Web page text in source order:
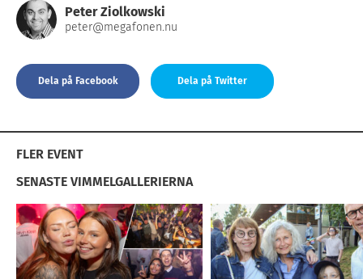
Peter Ziolkowski
peter@megafonen.nu
Dela på Facebook Dela på Twitter
FLER EVENT
SENASTE VIMMELGALLERIERNA